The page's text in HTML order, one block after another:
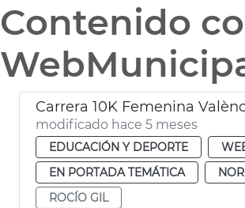
Contenido
Carrera 10K Femenina
modificado hace 5 meses
EDUCACIÓN Y DEPORTE
EN PORTADA TEMÁTICA
ROCÍO GIL